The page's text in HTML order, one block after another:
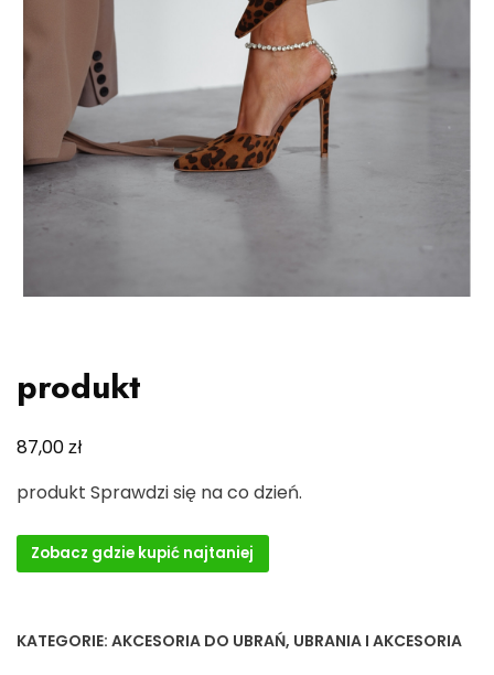
produkt
87,00zł
produkt Sprawdzi się na co dzień.
Zobacz gdzie kupić najtaniej
KATEGORIE: AKCESORIA DO UBRAŃ, UBRANIA I AKCESORIA